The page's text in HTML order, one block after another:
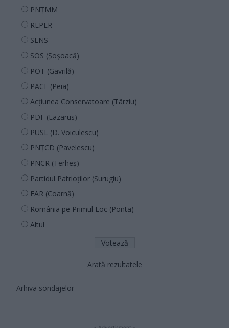
PNȚMM
REPER
SENS
SOS (Șoșoacă)
POT (Gavrilă)
PACE (Peia)
Acțiunea Conservatoare (Târziu)
PDF (Lazarus)
PUSL (D. Voiculescu)
PNȚCD (Pavelescu)
PNCR (Terheș)
Partidul Patrioților (Surugiu)
FAR (Coarnă)
România pe Primul Loc (Ponta)
Altul
Arată rezultatele
Arhiva sondajelor